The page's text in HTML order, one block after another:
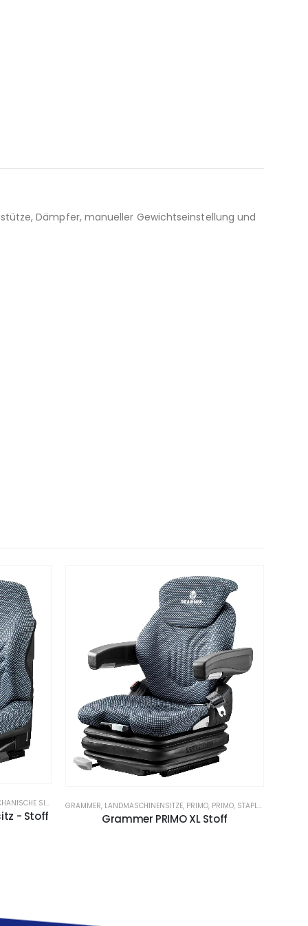
Dämpfer, manueller Gewichtseinstellung und
SITZE STAPLERSITZE
- Stoff
GRAMMER, LANDMASCHINENSITZE, PRIMO, PRIMO, STAPLER
Grammer PRIMO XL Stoff